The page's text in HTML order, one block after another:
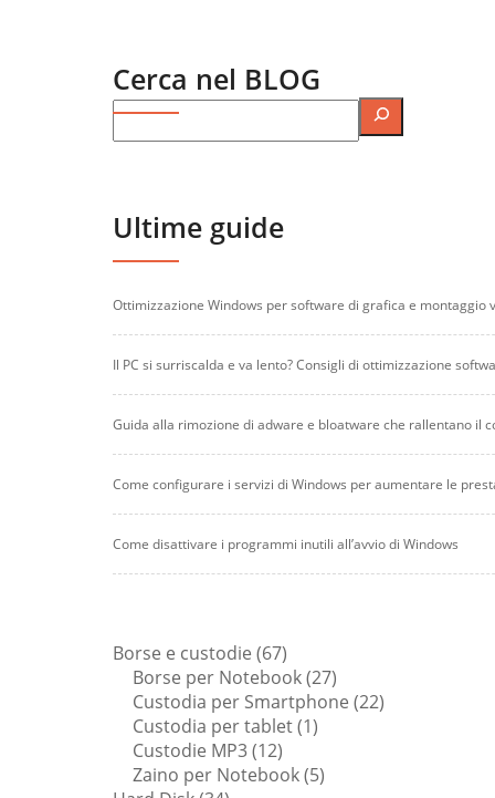
Cerca nel BLOG
Ultime guide
Ottimizzazione Windows per software di grafica e montaggio
Il PC si surriscalda e va lento? Consigli di ottimizzazione
Guida alla rimozione di adware e bloatware che rallentano il
Come configurare i servizi di Windows per aumentare le
Come disattivare i programmi inutili all’avvio di Windows
Borse e custodie 6767
prodotti
Borse per Notebook 2727
prodotti
Custodia per Smartphone 2222
Custodia per tablet 11
Custodie MP3 1212
prodotti
Zaino per Notebook 55